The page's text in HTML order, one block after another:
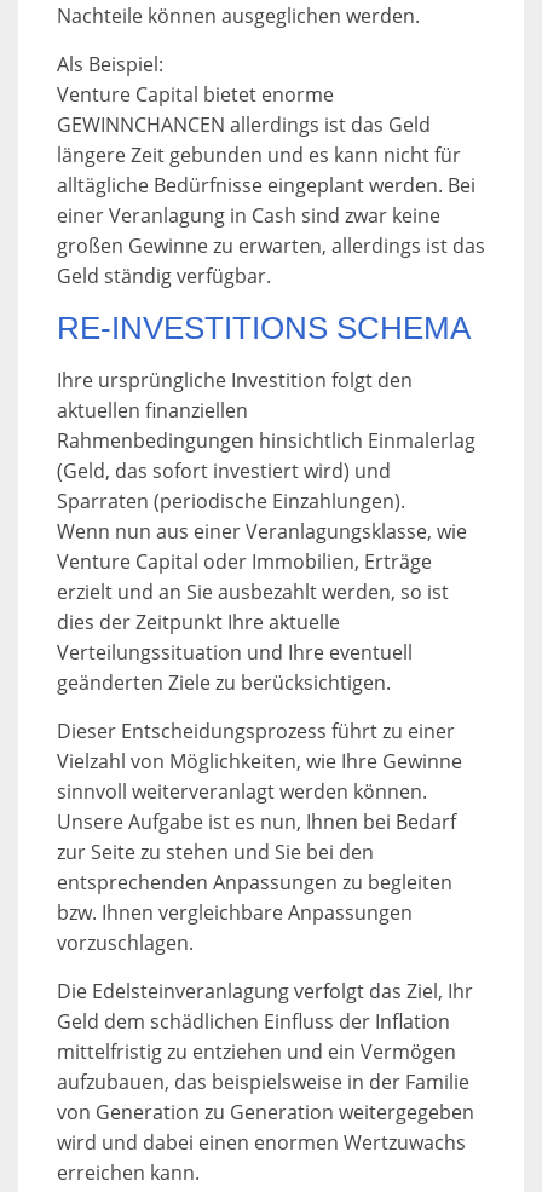
Nachteile können ausgeglichen werden.
Als Beispiel:
Venture Capital bietet enorme
GEWINNCHANCEN allerdings ist das Geld
längere Zeit gebunden und es kann nicht für
alltägliche Bedürfnisse eingeplant werden. Bei
einer Veranlagung in Cash sind zwar keine
großen Gewinne zu erwarten, allerdings ist das
Geld ständig verfügbar.
RE-INVESTITIONS SCHEMA
Ihre ursprüngliche Investition folgt den
aktuellen finanziellen
Rahmenbedingungen hinsichtlich Einmalerlag
(Geld, das sofort investiert wird) und
Sparraten (periodische Einzahlungen).
Wenn nun aus einer Veranlagungsklasse, wie
Venture Capital oder Immobilien, Erträge
erzielt und an Sie ausbezahlt werden, so ist
dies der Zeitpunkt Ihre aktuelle
Verteilungssituation und Ihre eventuell
geänderten Ziele zu berücksichtigen.
Dieser Entscheidungsprozess führt zu einer
Vielzahl von Möglichkeiten, wie Ihre Gewinne
sinnvoll weiterveranlagt werden können.
Unsere Aufgabe ist es nun, Ihnen bei Bedarf
zur Seite zu stehen und Sie bei den
entsprechenden Anpassungen zu begleiten
bzw. Ihnen vergleichbare Anpassungen
vorzuschlagen.
Die Edelsteinveranlagung verfolgt das Ziel, Ihr
Geld dem schädlichen Einfluss der Inflation
mittelfristig zu entziehen und ein Vermögen
aufzubauen, das beispielsweise in der Familie
von Generation zu Generation weitergegeben
wird und dabei einen enormen Wertzuwachs
erreichen kann.